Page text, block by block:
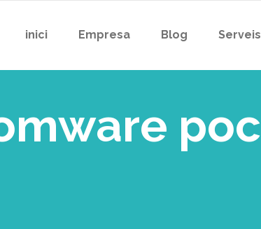
inici Empresa Blog Serveis
poc